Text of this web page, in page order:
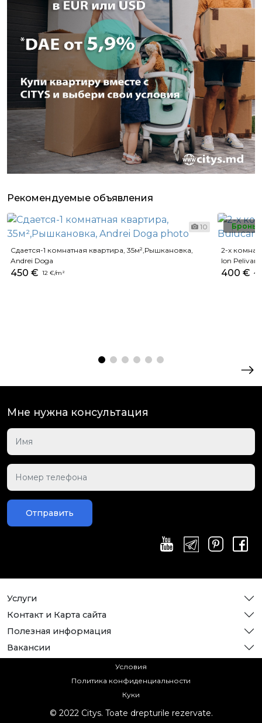
Рекомендуемые объявления
10
Сдается-1 комнатная квартира, 35м²,Рышкановка,
Andrei Doga
450 € 12 €/m²
Бронь
2-х
Ion Pelivan
400 € 4
Мне нужна консультация
Отправить
Услуги
Контакт и Карта сайта
Полезная информация
Вакансии
Условия
Политика конфиденциальности
Куки
© 2022 Citys. Toate drepturile rezervate.